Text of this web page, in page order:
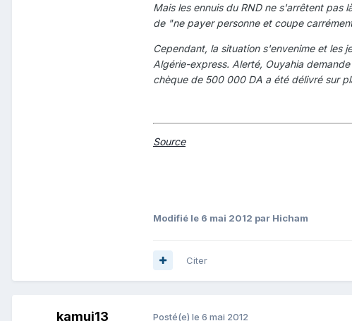
Mais les ennuis du RND ne s'arrêtent pas
de "ne payer personne et coupe
Cependant, la situation s'envenime et les
Algérie-express. Alerté, Ouyahia
chèque de 500 000 DA a été délivré sur
Source
Modifié le 6 mai 2012 par Hicham
Citer
kamui13 Posté(e) le 6 mai 2012